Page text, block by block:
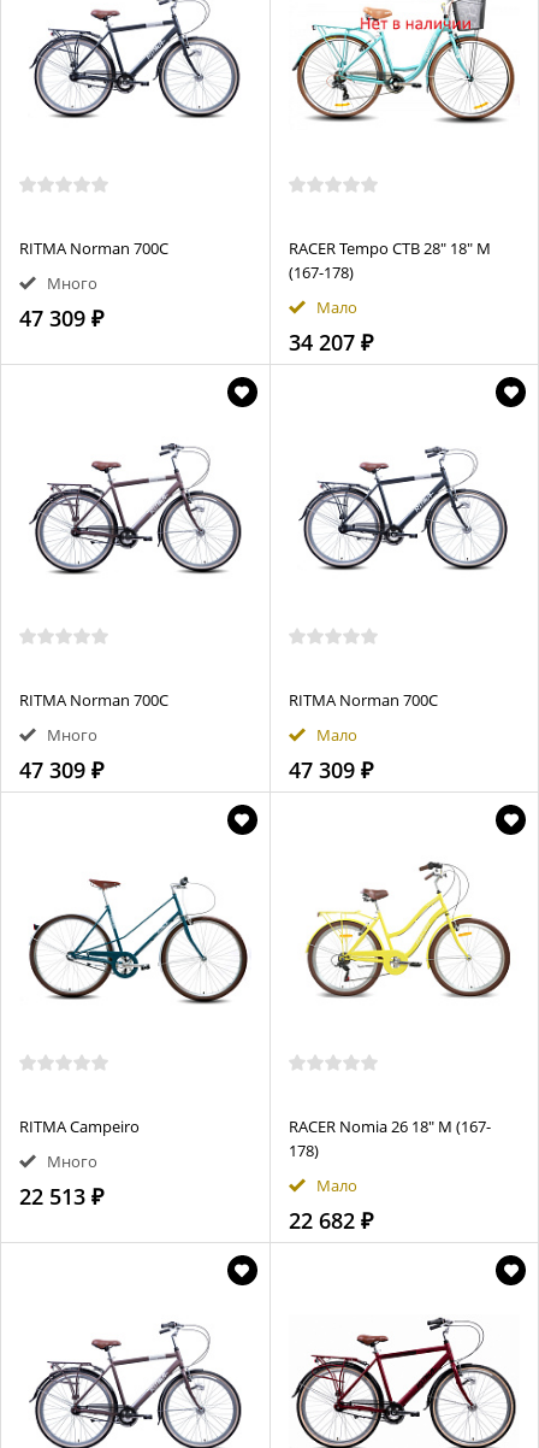
RITMA Norman 700C
Много
47 309 ₽
RACER Tempo CTB 28" 18" M
(167-178)
Мало
34 207 ₽
RITMA Norman 700C
Много
47 309 ₽
RITMA Norman 700C
Мало
47 309 ₽
RITMA Campeiro
Много
22 513 ₽
RACER Nomia 26 18" M (167-
178)
Мало
22 682 ₽